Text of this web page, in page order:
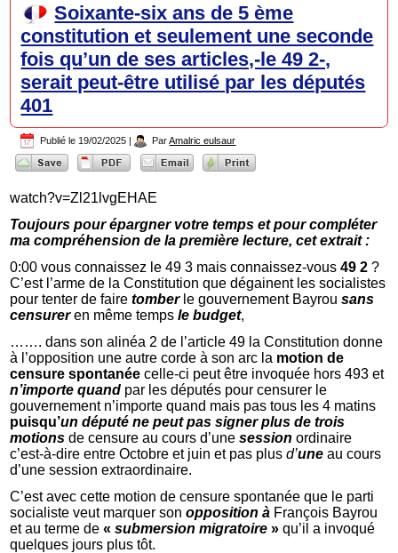
Soixante-six ans de 5 ème
constitution et seulement une seconde
fois qu’un de ses articles,-le 49 2-,
serait peut-être utilisé par les députés
401
Publié le 19/02/2025 | Par Amalric eulsaur
watch?v=Zl21lvgEHAE
Toujours pour épargner votre temps et pour compléter
ma compréhension de la première lecture, cet extrait :
0:00 vous connaissez le 49 3 mais connaissez-vous49 2?
C’est l’arme de la Constitution que dégainent les socialistes
pour tenter de fairetomberle gouvernement Bayrousans
censureren même tempsle budget,
……. dans son alinéa 2 de l’article 49 la Constitution donne
à l’opposition une autre corde à son arc la motion de
censure spontanée celle-ci peut être invoquée hors 493 et
n’importe quand par les députés pour censurer le
gouvernement n’importe quand mais pas tous les 4 matins
puisqu’un député ne peut pas signer plus de trois
motions de censure au cours d’unesession ordinaire
c’est-à-dire entre Octobre et juin et pas plusd’une au cours
d’une session extraordinaire.
C’est avec cette motion de censure spontanée que le parti
socialiste veut marquer sonopposition à François Bayrou
et au terme de «submersion migratoire » qu’il a invoqué
quelques jours plus tôt.